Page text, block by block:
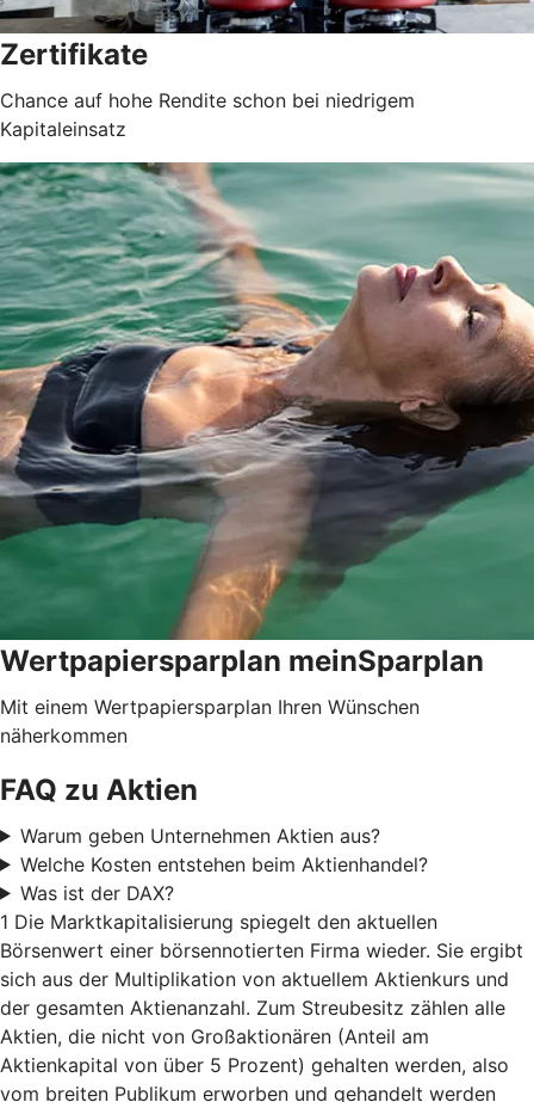
Zertifikate
Chance auf hohe Rendite schon bei niedrigem
Kapitaleinsatz
Wertpapiersparplan meinSparplan
Mit einem Wertpapiersparplan Ihren Wünschen
näherkommen
FAQ zu Aktien
Warum geben Unternehmen Aktien aus?
Welche Kosten entstehen beim Aktienhandel?
Was ist der DAX?
1 Die Marktkapitalisierung spiegelt den aktuellen
Börsenwert einer börsennotierten Firma wieder. Sie ergibt
sich aus der Multiplikation von aktuellem Aktienkurs und
der gesamten Aktienanzahl. Zum Streubesitz zählen alle
Aktien, die nicht von Großaktionären (Anteil am
Aktienkapital von über 5 Prozent) gehalten werden, also
vom breiten Publikum erworben und gehandelt werden